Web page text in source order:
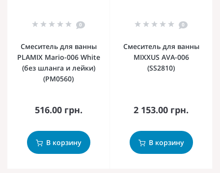
0
Смеситель для ванны
PLAMIX Mario-006 White
(без шланга и лейки)
(PM0560)
516.00 грн.
В корзину
0
Смеситель для ванны
MIXXUS AVA-006
(SS2810)
2 153.00 грн.
В корзину